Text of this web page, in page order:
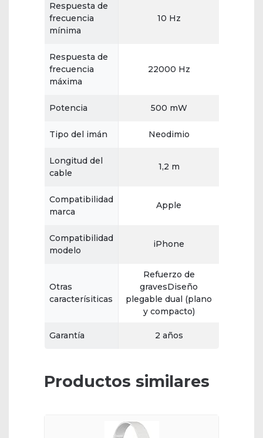
Respuesta de
frecuencia
mínima
10 Hz
Respuesta de
frecuencia
máxima
22000 Hz
Potencia 500 mW
Tipo del imán Neodimio
Longitud del
cable
1,2 m
Compatibilidad
marca
Apple
Compatibilidad
modelo
iPhone
Otras
caracterísiticas
Refuerzo de
gravesDiseño
plegable dual (plano
y compacto)
Garantía 2 años
Productos similares